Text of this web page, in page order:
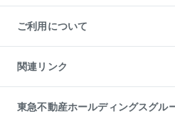
ご紹介・再契約特典
入居者様専用-各種ご案内（賃貸）
東急こすもす会「こすもすWeb」
ご利用について
金融商品取引について
東急リバブル ソーシャルメディアポリシ
ご意見・お問い合わせ（金融商品取引
ダイレクトメール（郵送物）・Eメール
関連リンク
これからご結婚される方に東急百貨店の
人材サービスのご用命は 東急リバブルス
東急不動産ホールディングスグル